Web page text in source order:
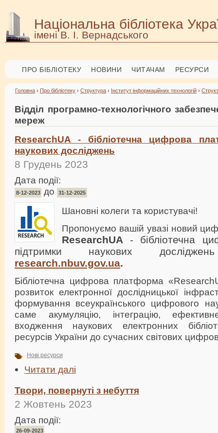
Національна бібліотека
імені В. І. Вернадського
ПРО БІБЛІОТЕКУ НОВИНИ ЧИТАЧАМ РЕСУРСИ
Головна › Про бібліотеку › Структура › Інститут інформаційних технологій ›
Відділ програмно-технологічного
мереж
ResearchUA - бібліотечна цифрова
наукових досліджень
8 Грудень 2023
Дата події:
8-12-2023 до 31-12-2025
Шановні колеги та користувачі!
Пропонуємо вашій увазі новий
ResearchUA - бібліотечна
підтримки наукових
research.nbuv.gov.ua.
Бібліотечна цифрова платформа
розвиток електронної дослідницької
формування всеукраїнського цифрового
саме акумуляцію, інтеграцію,
входження наукових електронних
ресурсів України до сучасних світових
Нові ресурси
Читати далі
Твори, повернуті з небуття
2 Жовтень 2023
Дата події:
26-09-2023